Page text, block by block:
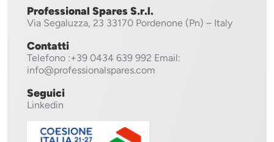
Professional Spares S.r.l.
Via Segaluzza, 23 33170 Pordenone (Pn) – Italy
Contatti
Telefono :+39 0434 639 992 Email:
info@professionalspares.com
Seguici
Linkedin